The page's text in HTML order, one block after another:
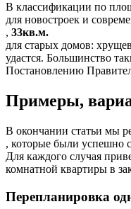
В классификации по
для новостроек и
, 33кв.м.
для старых домов:
удастся. Большинство
Постановлению
Примеры,
В окончании статьи мы
, которые были успешно
Для каждого случая
комнатной квартиры в
Перепланировка